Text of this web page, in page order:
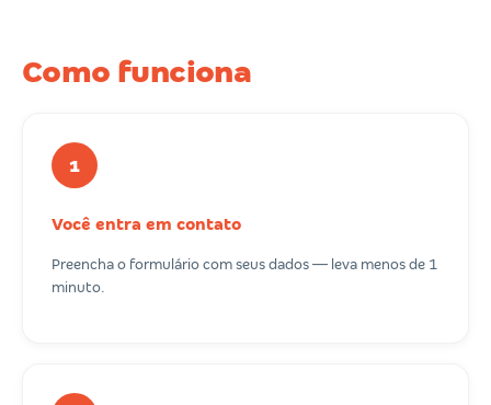
Como funciona
1
Você entra em contato
Preencha o formulário com seus dados — leva menos de 1
minuto.